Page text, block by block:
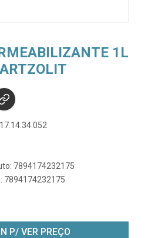
1L
7894174232175
7894174232175
P/ VER PREÇO